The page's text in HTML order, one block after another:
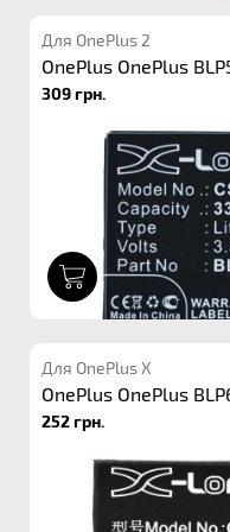
Для OnePlus 2
OnePlus OnePlus
309 грн.
Для OnePlus X
OnePlus OnePlus
252 грн.